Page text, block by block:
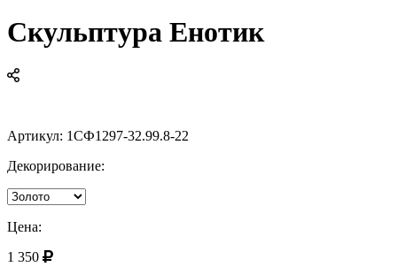
Скульптура Енотик
Артикул: 1СФ1297-32.99.8-22
Декорирование:
Цена:
1 350